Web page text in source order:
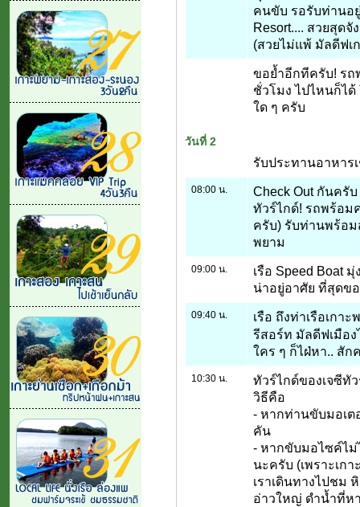
คนขับ รอรับท่านอ
Resort.... สวยสุดจั
(สวยไม่แพ้ มัลดีฟเ
ขอย้ำอีกทีครับ! รถ
ชั่วโมง ไปไหนก็ได้
ใด ๆ ครับ
วันที่ 2
รับประทานอาหาร
08:00 น.
Check Out กันครั
ทัวร์ไกด์! รถพร้อม
ครับ) รับท่านพร้อม
พยาม
09:00 น.
เรือ Speed Boat
น่าอยู่อาศัย ที่สุดขอ
09:40 น.
เรือ ถึงท่าเรือเกา
รีสอร์ท มัลดีฟเมือ
ใคร ๆ ก็ไฝ่หา.. สัก
10:30 น.
ทัวร์ไกด์ของเจซีทั
วิธีคือ
- หากท่านขับมอเต
คัน
- หากขับมอไซค์ไม่
นะครับ (เพราะเก
เราเดินทางไปชม
อ่าวใหญ่ ดำน้ำที่ห